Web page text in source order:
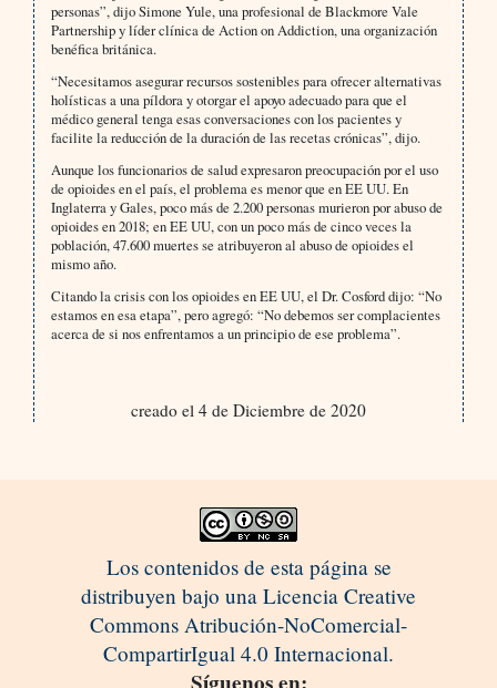
personas”, dijo Simone Yule, una profesional de Blackmore Vale
Partnership y líder clínica de Action on Addiction, una organización
benéfica británica.
“Necesitamos asegurar recursos sostenibles para ofrecer alternativas
holísticas a una píldora y otorgar el apoyo adecuado para que el
médico general tenga esas conversaciones con los pacientes y
facilite la reducción de la duración de las recetas crónicas”, dijo.
Aunque los funcionarios de salud expresaron preocupación por el uso
de opioides en el país, el problema es menor que en EE UU. En
Inglaterra y Gales, poco más de 2.200 personas murieron por abuso de
opioides en 2018; en EE UU, con un poco más de cinco veces la
población, 47.600 muertes se atribuyeron al abuso de opioides el
mismo año.
Citando la crisis con los opioides en EE UU, el Dr. Cosford dijo: “No
estamos en esa etapa”, pero agregó: “No debemos ser complacientes
acerca de si nos enfrentamos a un principio de ese problema”.
creado el 4 de Diciembre de 2020
Los contenidos de esta página se
distribuyen bajo una Licencia Creative
Commons Atribución-NoComercial-
CompartirIgual 4.0 Internacional.